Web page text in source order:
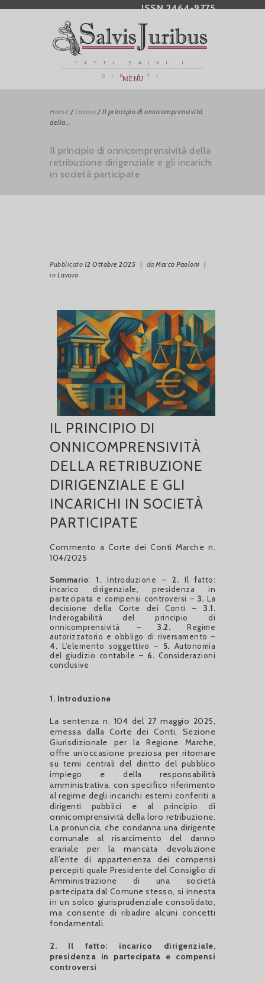
ISSN 2464-9775
FATTI SALVI I
DIRITTI
MENU
Home / Lavoro / Il principio di onnicomprensività
della...
Il principio di onnicomprensività della
retribuzione dirigenziale e gli incarichi
in società participate
Pubblicato 12 Ottobre 2025 | da Marco Paoloni |
in Lavoro
IL PRINCIPIO DI
ONNICOMPRENSIVITÀ
DELLA RETRIBUZIONE
DIRIGENZIALE E GLI
INCARICHI IN SOCIETÀ
PARTICIPATE
Commento a Corte dei Conti Marche n.
104/2025
Sommario:1. Introduzione –2. Il fatto:
incarico dirigenziale, presidenza in
partecipata e compensi controversi – 3. La
decisione della Corte dei Conti – 3.1.
Inderogabilità del principio di
onnicomprensività – 3.2. Regime
autorizzatorio e obbligo di riversamento –
4. L’elemento soggettivo – 5. Autonomia
del giudizio contabile – 6. Considerazioni
conclusive
1. Introduzione
La sentenza n. 104 del 27 maggio 2025,
emessa dalla Corte dei Conti, Sezione
Giurisdizionale per la Regione Marche,
offre un’occasione preziosa per ritornare
su temi centrali del diritto del pubblico
impiego e della responsabilità
amministrativa, con specifico riferimento
al regime degli incarichi esterni conferiti a
dirigenti pubblici e al principio di
onnicomprensività della loro retribuzione.
La pronuncia, che condanna una dirigente
comunale al risarcimento del danno
erariale per la mancata devoluzione
all’ente di appartenenza dei compensi
percepiti quale Presidente del Consiglio di
Amministrazione di una società
partecipata dal Comune stesso, si innesta
in un solco giurisprudenziale consolidato,
ma consente di ribadire alcuni concetti
fondamentali.
2. Il fatto: incarico dirigenziale,
presidenza in partecipata e compensi
controversi